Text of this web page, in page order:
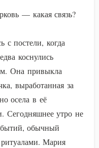
— какая связь?
с постели, когда
коснулись
Она привыкла
выработанная за
осела в её
Сегодняшнее утро не
обычный
Мария